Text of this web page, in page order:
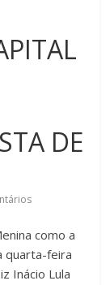
DE
como a
quarta-feira
Inácio Lula